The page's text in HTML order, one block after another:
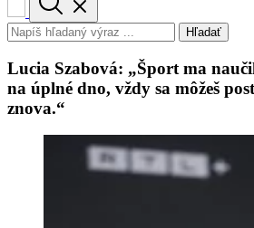
Hľadať
Lucia Szabová: „Šport ma
na úplné dno, vždy sa môžeš
znova.“